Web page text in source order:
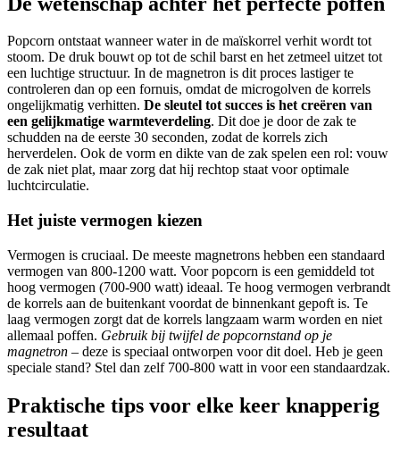
Popcorn ontstaat wanneer water in de maïskorrel verhit wordt tot
stoom. De druk bouwt op tot de schil barst en het zetmeel uitzet tot
een luchtige structuur. In de magnetron is dit proces lastiger te
controleren dan op een fornuis, omdat de microgolven de korrels
ongelijkmatig verhitten. De sleutel tot succes is het creëren van
een gelijkmatige warmteverdeling. Dit doe je door de zak te
schudden na de eerste 30 seconden, zodat de korrels zich
herverdelen. Ook de vorm en dikte van de zak spelen een rol: vouw
de zak niet plat, maar zorg dat hij rechtop staat voor optimale
luchtcirculatie.
Het juiste vermogen kiezen
Vermogen is cruciaal. De meeste magnetrons hebben een standaard
vermogen van 800-1200 watt. Voor popcorn is een gemiddeld tot
hoog vermogen (700-900 watt) ideaal. Te hoog vermogen verbrandt
de korrels aan de buitenkant voordat de binnenkant gepoft is. Te
laag vermogen zorgt dat de korrels langzaam warm worden en niet
allemaal poffen. Gebruik bij twijfel de popcornstand op je
magnetron – deze is speciaal ontworpen voor dit doel. Heb je geen
speciale stand? Stel dan zelf 700-800 watt in voor een standaardzak.
Praktische tips voor elke keer knapperig
resultaat